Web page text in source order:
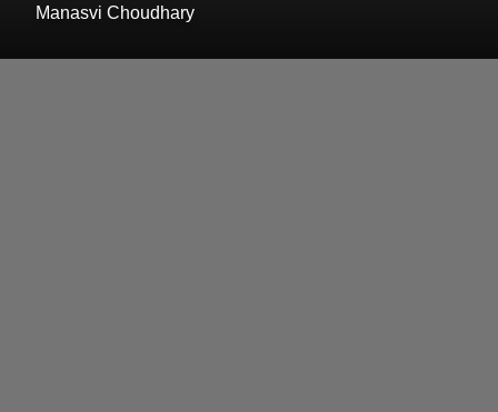
Manasvi Choudhary